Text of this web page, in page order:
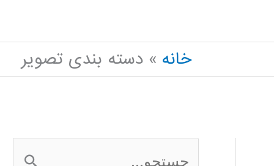
خانه
دسته بندی تصویر